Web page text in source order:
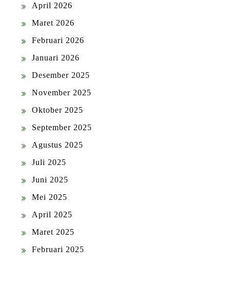
April 2026
Maret 2026
Februari 2026
Januari 2026
Desember 2025
November 2025
Oktober 2025
September 2025
Agustus 2025
Juli 2025
Juni 2025
Mei 2025
April 2025
Maret 2025
Februari 2025